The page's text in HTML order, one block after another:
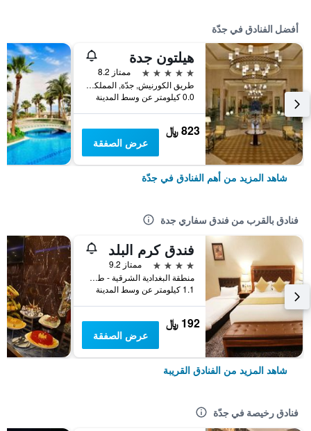
أفضل الفنادق في جدّة
هيلتون جدة
5 نجوم
ممتاز 8.2
طريق الكورنيش, جدّة, المملكة العربية السعودية
0.0 كيلومتر عن وسط المدينة
823 ﷼
عرض الصفقة
شاهد المزيد من أهم الفنادق في جدّة
فنادق بالقرب من فندق سفاري جدة
فندق كرم البلد
4 نجوم
ممتاز 9.2
منطقة البغدادية الشرقية - طريق المدينة المنورة, جدّة, المملكة العربية السعودية
1.1 كيلومتر عن وسط المدينة
192 ﷼
عرض الصفقة
شاهد المزيد من الفنادق القريبة
فنادق رخيصة في جدّة